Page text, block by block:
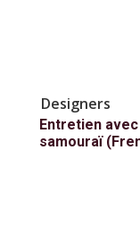
Designers
Entretien
samouraï